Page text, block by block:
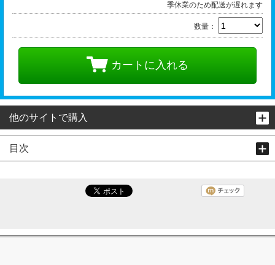
季休業のため配送が遅れます
数量：
カートに入れる
他のサイトで購入
目次